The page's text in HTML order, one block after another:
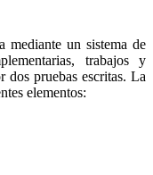
mediante un sistema de
trabajos y
dos pruebas escritas. La
elementos: